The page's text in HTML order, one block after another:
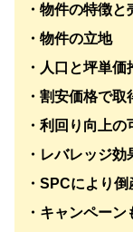
・物件の特徴と
・物件の立地
・人口と坪単
・割安価格で
・利回り向上の
・レバレッジ
・SPCにより
・キャンペー